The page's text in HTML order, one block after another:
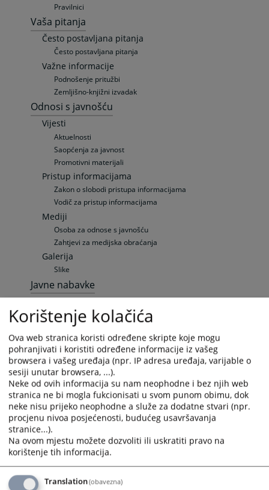
Pravilnici
Vaša pitanja
Često postavljana pitanja
Često postavljana pitanja
Važne informacije
Podnošenje pritužbi
Zemljišno-knjižni izvadak
Odnosi s javnošću
Vijesti
Aktuelnosti
Saopćenja za javnost
Promotivni materijali
Pristup informacijama
Zakon o slobodi pristupa informacijama
Vodič za pristup informacijama
Mediji
Osoba za odnose s javnošću
Zahtjevi za medijska obraćanja
Galerija
Slike
Javne nabavke
Obavještenja o nabavci
Obavještenja iz Javnih nabavki
Plan nabavki
Plan Javnih nabavki
Izvještaji o nabavci
Izvještaji iz Javnih nabavki
Odluke
Odluke iz Javnih nabavki
Dokumenti
Godišnji plan rada tužilaštva
Godišnji planovi rada tužilaštva
Godišnji izvještaj o radu tužilaštva
Godišnji izvještaji o radu tužilaštva
Godišnji budžet tužilaštva
Korištenje kolačića
Ova web stranica koristi određene skripte koje mogu
pohranjivati i koristiti određene informacije iz vašeg
browsera i vašeg uređaja (npr. IP adresa uređaja, varijable o
sesiji unutar browsera, ...).
Neke od ovih informacija su nam neophodne i bez njih web
stranica ne bi mogla fukcionisati u svom punom obimu, dok
neke nisu prijeko neophodne a služe za dodatne stvari (npr.
procjenu nivoa posjećenosti, budućeg usavršavanja
stranice...).
Na ovom mjestu možete dozvoliti ili uskratiti pravo na
korištenje tih informacija.
Translation(obavezna)